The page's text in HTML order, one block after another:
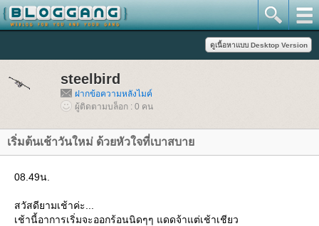
steelbird
ฝากข้อความหลังไมค์
ผู้ติดตามบล็อก : 0 คน
เริ่มต้นเช้าวันใหม่ ด้วยหัวใจที่เบาสบา
08.49น.
สวัสดียามเช้าค่ะ...
เช้านี้อาการเริ่มจะออกร้อนนิดๆๆ แดดจ้าแต่เช้าเชียว